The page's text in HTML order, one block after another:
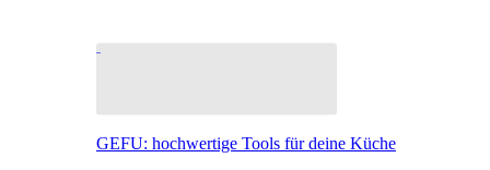
GEFU: hochwertige Tools für deine Küche